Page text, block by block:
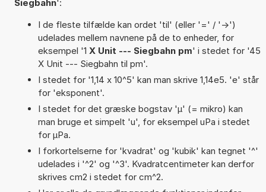
Siegbahn':
I de fleste tilfælde kan ordet 'til' (eller '=' / '->')
udelades mellem navnene på de to enheder, for
eksempel '1 X Unit --- Siegbahn pm' i stedet for '45
X Unit --- Siegbahn til pm'.
I stedet for '1,14 x 10^5' kan man skrive 1,14e5. 'e' står
for 'eksponent'.
I stedet for det græske bogstav 'µ' (= mikro) kan
man bruge et simpelt 'u', for eksempel uPa i stedet
for µPa.
I forkortelserne for 'kvadrat' og 'kubik' kan tegnet '^'
udelades i '^2' og '^3'. Kvadratcentimeter kan derfor
skrives cm2 i stedet for cm^2.